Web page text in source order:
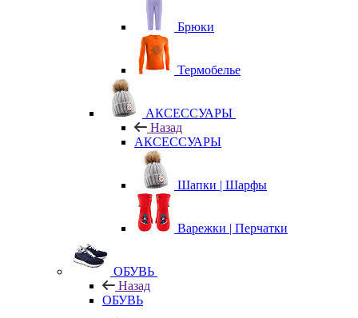
Брюки
Термобелье
АКСЕССУАРЫ
Назад
АКСЕССУАРЫ
Шапки | Шарфы
Варежки | Перчатки
ОБУВЬ
Назад
ОБУВЬ